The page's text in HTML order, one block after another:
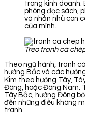
trong kinh doanh.
phòng đọc sách,
và nhắn nhủ con
của mình.
Treo tranh cá
Theo ngũ hành, tranh
hướng Bắc và các
Kim theo hướng Tây,
Đông, hoặc Đông Nam.
Tây Bắc, hướng Đông
đến những điều không
tranh.